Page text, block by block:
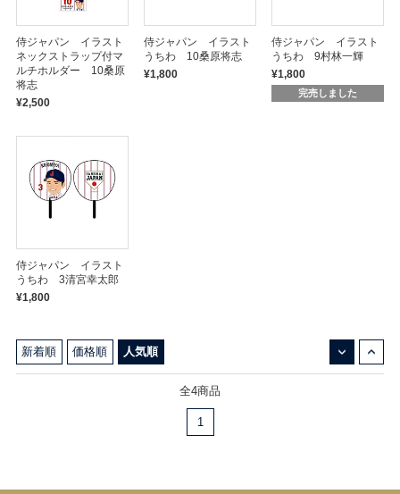
侍ジャパン イラスト
ネックストラップ付マ
ルチホルダー 10桑原
将志
¥2,500
侍ジャパン イラスト
うちわ 10桑原将志
¥1,800
侍ジャパン イラスト
うちわ 9村林一輝
¥1,800
完売しました
侍ジャパン イラスト
うちわ 3清宮幸太郎
¥1,800
新着順 価格順 人気順
全4商品
1